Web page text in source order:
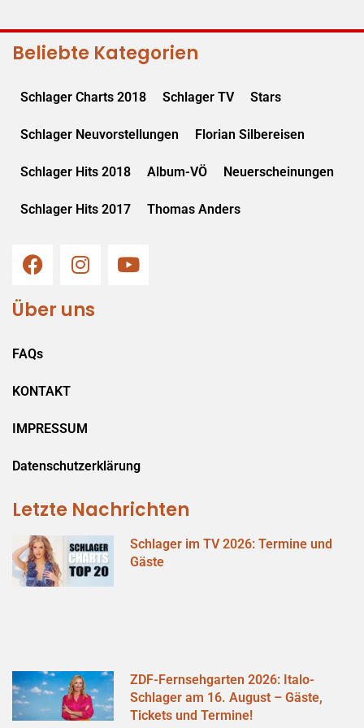
Beliebte Kategorien
Schlager Charts 2018 Schlager TV Stars
Schlager Neuvorstellungen Florian Silbereisen
Schlager Hits 2018 Album-VÖ Neuerscheinungen
Schlager Hits 2017 Thomas Anders
Über uns
FAQs
KONTAKT
IMPRESSUM
Datenschutzerklärung
Letzte Nachrichten
Schlager im TV 2026: Termine und
Gäste
ZDF-Fernsehgarten 2026: Italo-
Schlager am 16. August – Gäste,
Tickets und Termine!